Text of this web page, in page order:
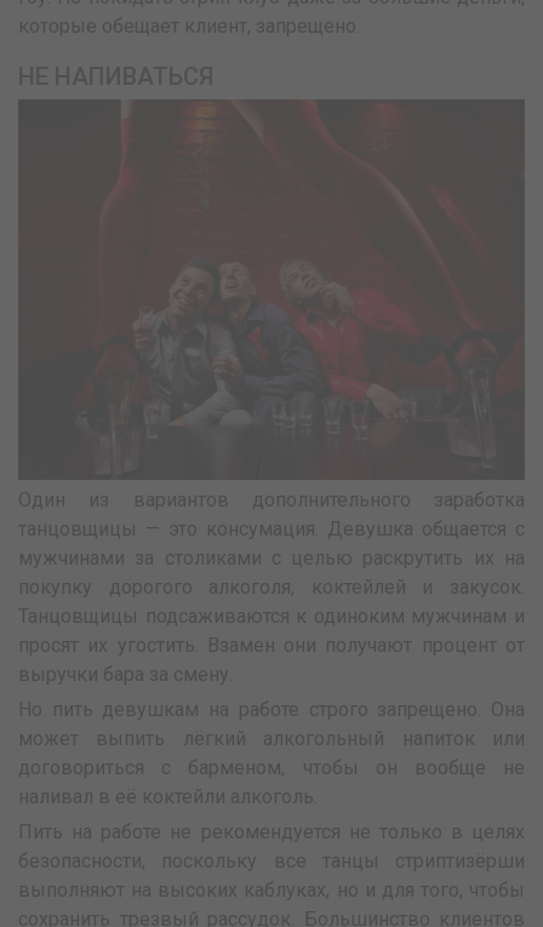
которые обещает клиент, запрещено.
Один из вариантов дополнительного заработка
танцовщицы — это консумация. Девушка общается с
мужчинами за столиками с целью раскрутить их на
покупку дорогого алкоголя, коктейлей и закусок.
Танцовщицы подсаживаются к одиноким мужчинам и
просят их угостить. Взамен они получают процент от
выручки бара за смену.
Но пить девушкам на работе строго запрещено. Она
может выпить лёгкий алкогольный напиток или
договориться с барменом, чтобы он вообще не
наливал в её коктейли алкоголь.
Пить на работе не рекомендуется не только в целях
безопасности, поскольку все танцы стриптизёрши
выполняют на высоких каблуках, но и для того, чтобы
сохранить трезвый рассудок. Большинство клиентов